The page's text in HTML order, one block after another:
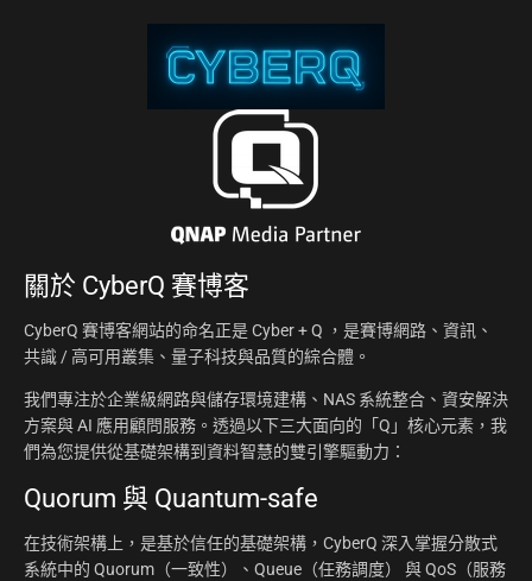
關於 CyberQ 賽博客
CyberQ 賽博客網站的命名正是 Cyber + Q ，是賽博網路、資訊、
共識 / 高可用叢集、量子科技與品質的綜合體。
我們專注於企業級網路與儲存環境建構、NAS 系統整合、資安解決
方案與 AI 應用顧問服務。透過以下三大面向的「Q」核心元素，我
們為您提供從基礎架構到資料智慧的雙引擎驅動力：
Quorum 與 Quantum-safe
在技術架構上，是基於信任的基礎架構，CyberQ 深入掌握分散式
系統中的 Quorum（一致性）、Queue（任務調度） 與 QoS（服務